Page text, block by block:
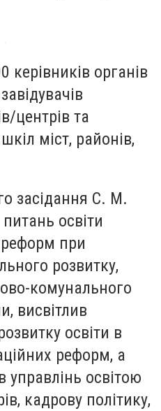
керівників органів
центрів та
міст, районів,
засідання С. М.
освіти
реформ при
розвитку,
комунального
висвітлив
освіти в
реформ, а
управлінь освітою
кадрову політику,